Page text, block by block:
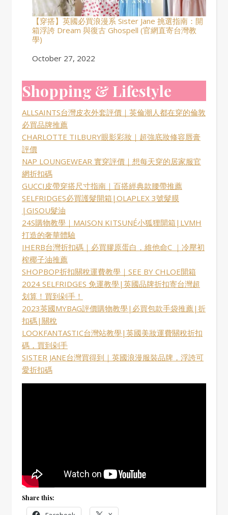
【穿搭】英國必買浪漫系 Sister Jane 挑選指南：開
箱浮誇 Dream 與復古 Ghospell (官網直寄台灣教
學)
Date
October 27, 2022
Shopping & Lifestyle
ALLSAINTS台灣皮衣外套評價｜英倫潮人都在穿的倫敦
必買品牌推薦
CHARLOTTE TILBURY眼影彩妝｜超強底妝修容唇膏
評價
NAP LOUNGEWEAR 實穿評價｜想每天穿的居家服官
網折扣碼
GUCCI皮帶穿搭尺寸指南｜百搭經典款腰帶推薦
SELFRIDGES必買護髮開箱|OLAPLEX 3號髮膜
|GISOU髮油
24S購物教學｜MAISON KITSUNÉ小狐狸開箱|LVMH
打造的奢華體驗
IHERB台灣折扣碼｜必買膠原蛋白，維他命C ｜冷壓初
榨椰子油推薦
SHOPBOP折扣關稅運費教學｜SEE BY CHLOE開箱
2024 SELFRIDGES 免運教學|英國品牌折扣寄台灣超
划算！買到剁手！
2023英國MYBAG評價購物教學|必買包款手袋推薦|折
扣碼|關稅
LOOKFANTASTIC台灣站教學|英國美妝運費關稅折扣
碼，買到剁手
SISTER JANE台灣買得到｜英國浪漫服裝品牌，浮誇可
愛折扣碼
Share this: